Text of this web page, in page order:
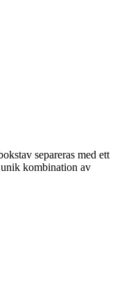
separeras med ett
kombination av